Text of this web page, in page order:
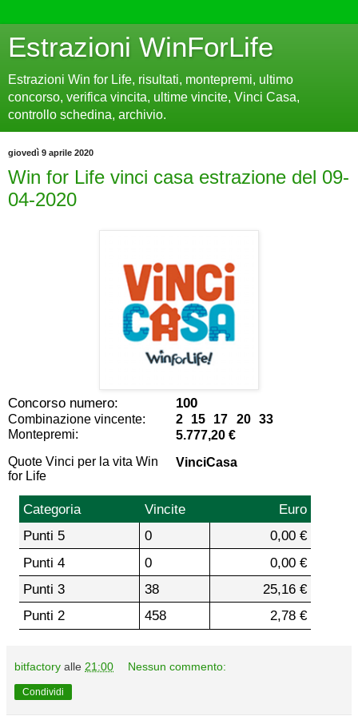
Estrazioni WinForLife
Estrazioni Win for Life, risultati, montepremi, ultimo
concorso, verifica vincita, ultime vincite, Vinci Casa,
controllo schedina, archivio.
giovedì 9 aprile 2020
Win for Life vinci casa estrazione del 09-
04-2020
Concorso numero: 100
Combinazione vincente:
2 15 17 20 33
Montepremi:
5.777,20 €
Quote Vinci per la vita Win
for Life
VinciCasa
Categoria Vincite
Euro
Punti 5
0
0,00 €
Punti 4
0
0,00 €
Punti 3
38
25,16 €
Punti 2
458 2,78 €
bitfactory alle 21:00 Nessun commento:
Condividi